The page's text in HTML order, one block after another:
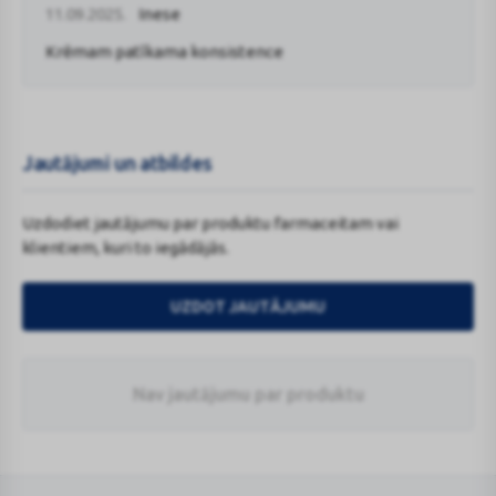
11.09.2025.
Inese
Krēmam patīkama konsistence
Jautājumi un atbildes
Uzdodiet jautājumu par produktu farmaceitam vai
klientiem, kuri to iegādājās.
UZDOT JAUTĀJUMU
Nav jautājumu par produktu